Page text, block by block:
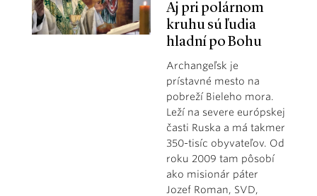
Aj pri polárnom
kruhu sú ľudia
hladní po Bohu
Archangeľsk je
prístavné mesto na
pobreží Bieleho mora.
Leží na severe európskej
časti Ruska a má takmer
350-tisíc obyvateľov. Od
roku 2009 tam pôsobí
ako misionár páter
Jozef Roman, SVD,